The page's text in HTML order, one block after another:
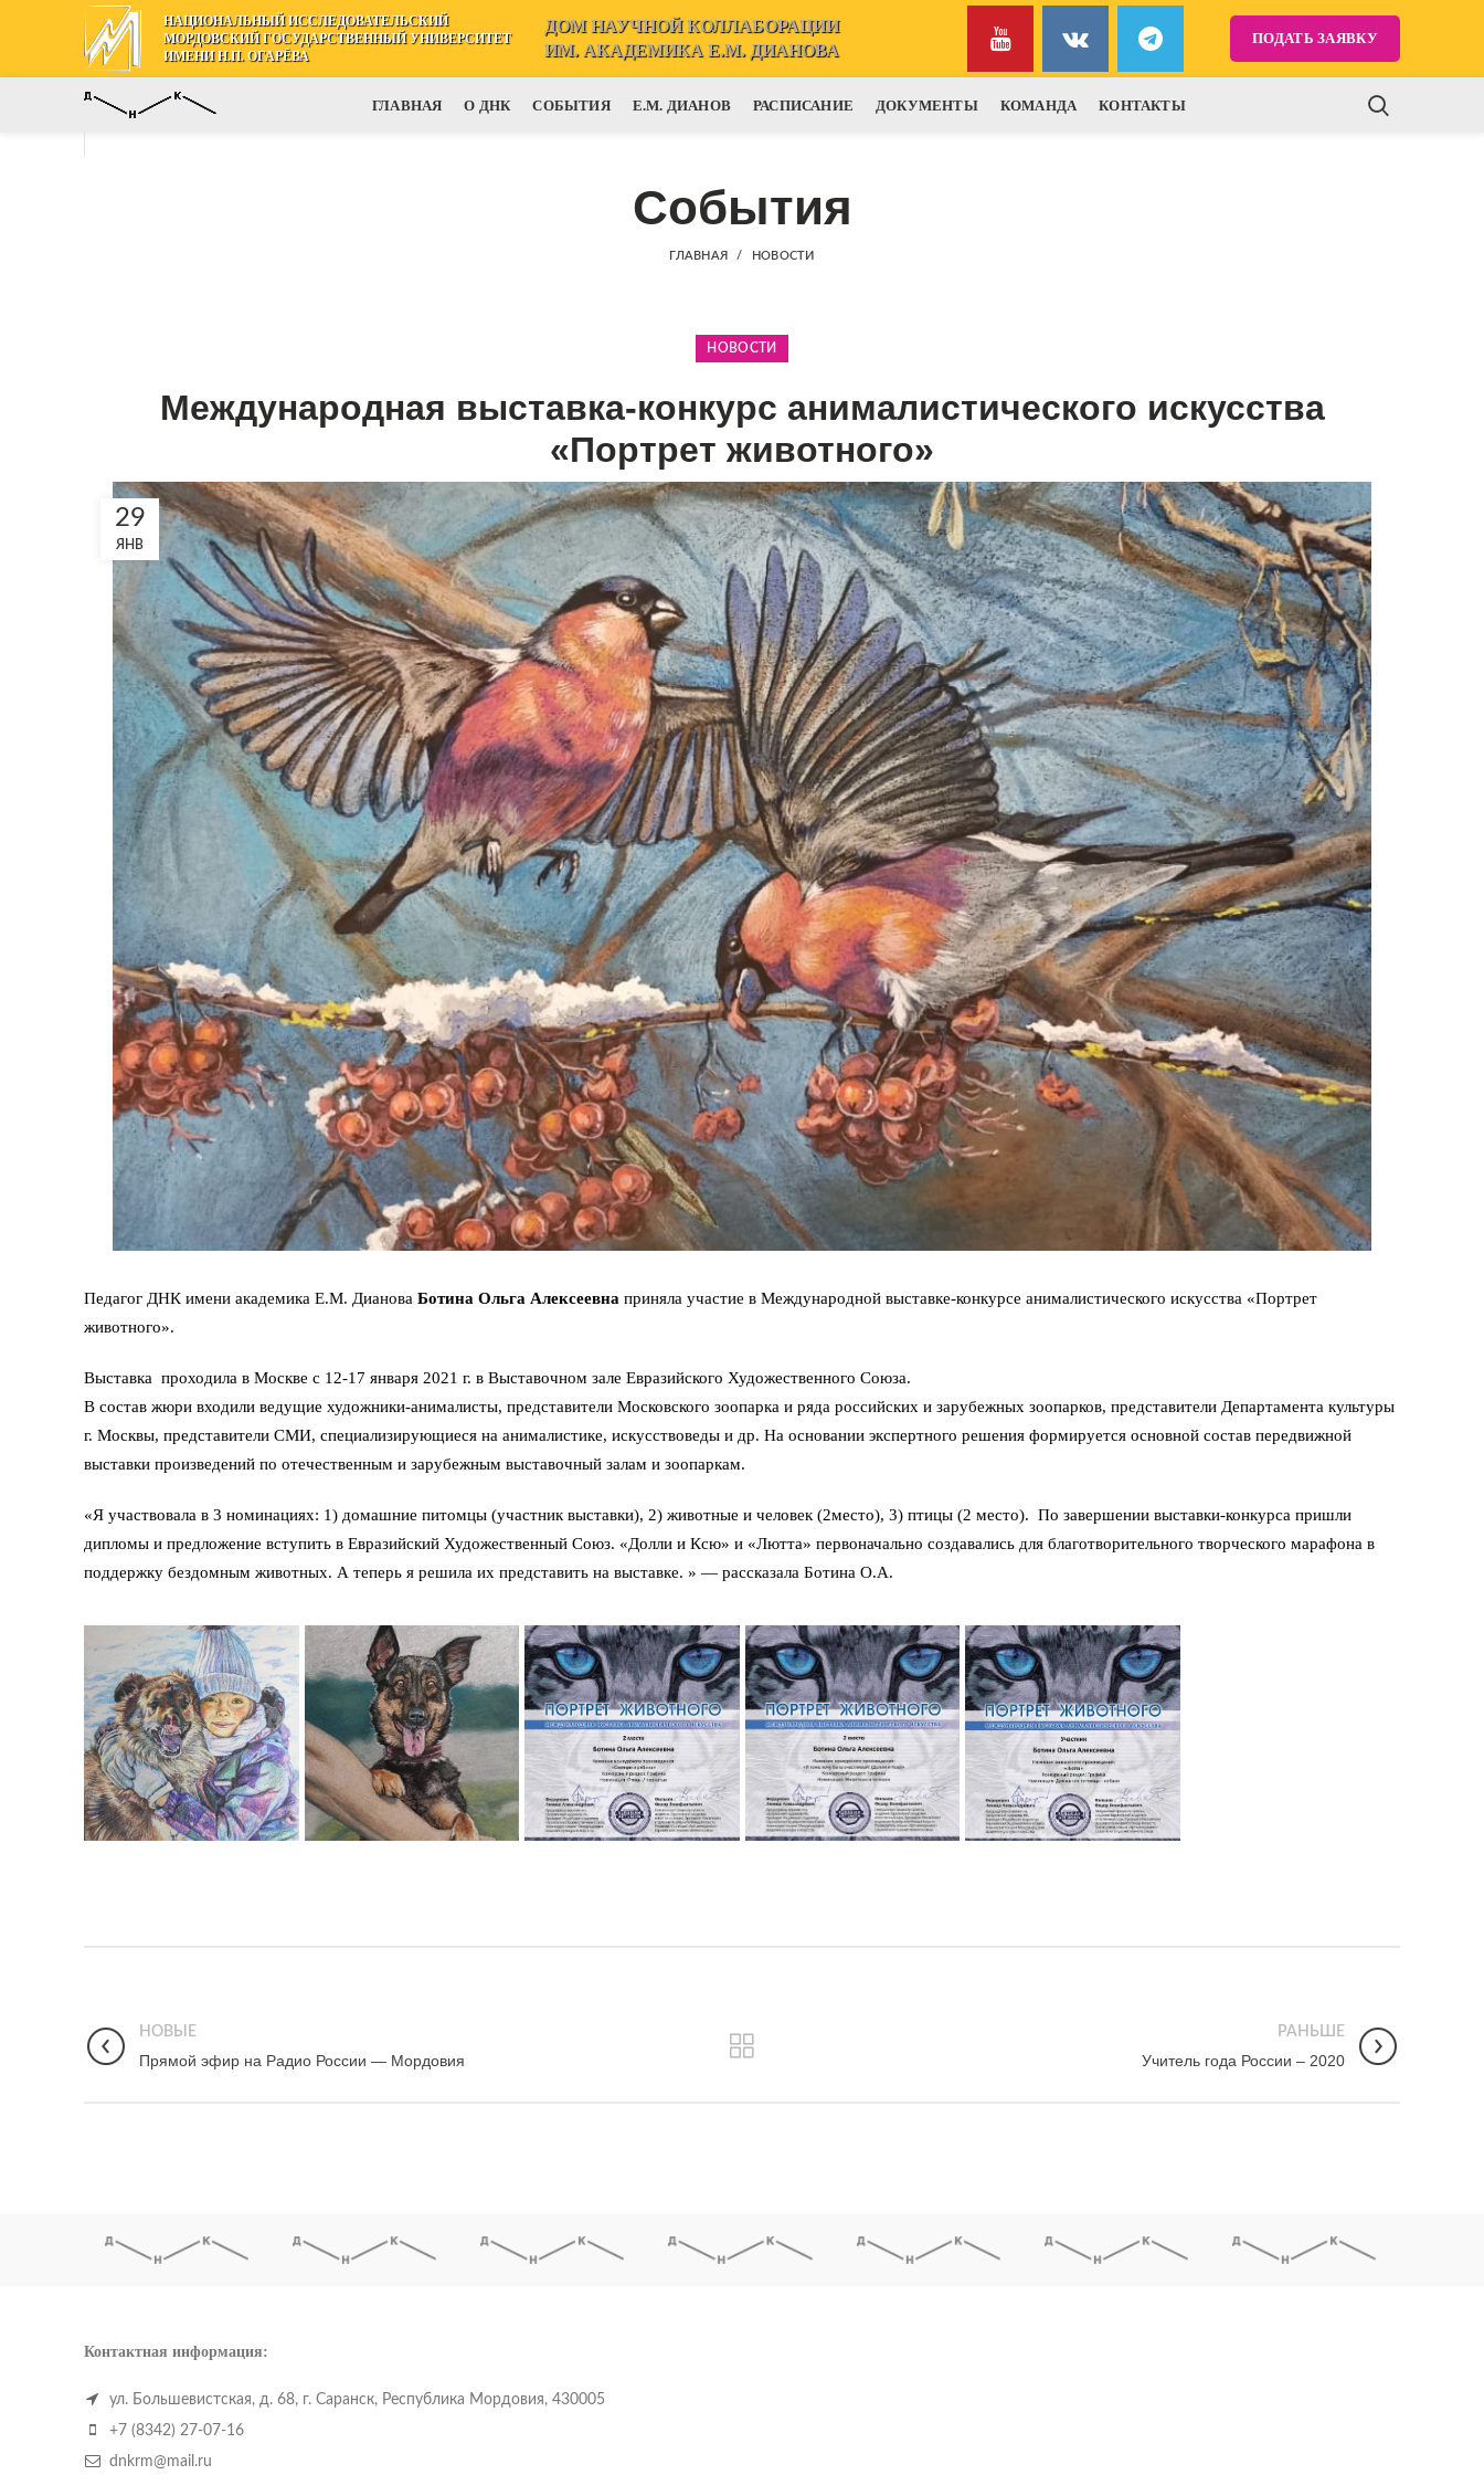
НАЦИОНАЛЬНЫЙ ИССЛЕДОВАТЕЛЬСКИЙ
МОРДОВСКИЙ ГОСУДАРСТВЕННЫЙ УНИВЕРСИТЕТ
ИМЕНИ Н.П. ОГАРЁВА
ДОМ НАУЧНОЙ КОЛЛАБОРАЦИИ
ИМ. АКАДЕМИКА Е.М. ДИАНОВА
ПОДАТЬ ЗАЯВКУ
ГЛАВНАЯ О ДНК СОБЫТИЯ Е.М. ДИАНОВ РАСПИСАНИЕ ДОКУМЕНТЫ КОМАНДА КОНТАКТЫ
События
ГЛАВНАЯ НОВОСТИ
НОВОСТИ
Международная выставка-конкурс анималистического искусства
«Портрет животного»
29
ЯНВ
Педагог ДНК имени академика Е.М. Дианова Ботина Ольга Алексеевна приняла участие в Международной выставке-конкурсе анималистического искусства «Портрет
животного».
Выставка проходила в Москве с 12-17 января 2021 г. в Выставочном зале Евразийского Художественного Союза.
В состав жюри входили ведущие художники-анималисты, представители Московского зоопарка и ряда российских и зарубежных зоопарков, представители Департамента культуры
г. Москвы, представители СМИ, специализирующиеся на анималистике, искусствоведы и др. На основании экспертного решения формируется основной состав передвижной
выставки произведений по отечественным и зарубежным выставочный залам и зоопаркам.
«Я участвовала в 3 номинациях: 1) домашние питомцы (участник выставки), 2) животные и человек (2место), 3) птицы (2 место). По завершении выставки-конкурса пришли
дипломы и предложение вступить в Евразийский Художественный Союз. «Долли и Ксю» и «Лютта» первоначально создавались для благотворительного творческого марафона в
поддержку бездомным животных. А теперь я решила их представить на выставке. » — рассказала Ботина О.А.
НОВЫЕ
Прямой эфир на Радио России — Мордовия
РАНЬШЕ
Учитель года России – 2020
Контактная информация:
ул. Большевистская, д. 68, г. Саранск, Республика Мордовия, 430005
+7 (8342) 27-07-16
dnkrm@mail.ru